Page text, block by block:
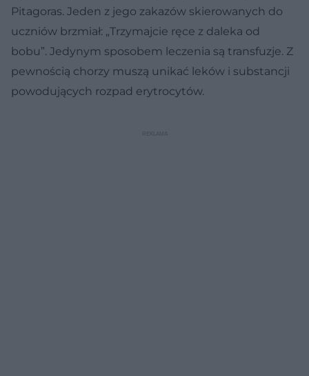
Pitagoras. Jeden z jego zakazów skierowanych do
uczniów brzmiał: „Trzymajcie ręce z daleka od
bobu”. Jedynym sposobem leczenia są transfuzje. Z
pewnością chorzy muszą unikać leków i substancji
powodujących rozpad erytrocytów.